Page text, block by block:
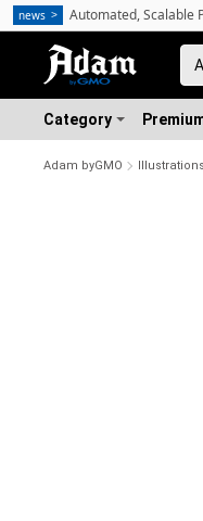
Category
Adam byGMO Illustrations
news Automated, Scalable